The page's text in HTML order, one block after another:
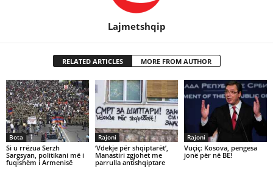
Lajmetshqip
RELATED ARTICLES MORE FROM AUTHOR
Bota
Si u rrëzua Serzh
Sargsyan, politikani më i
fuqishëm i Armenisë
Rajoni
‘Vdekje për shqiptarët’,
Manastiri zgjohet me
parrulla antishqiptare
Rajoni
Vuçiç: Kosova, pengesa
jonë për në BE!